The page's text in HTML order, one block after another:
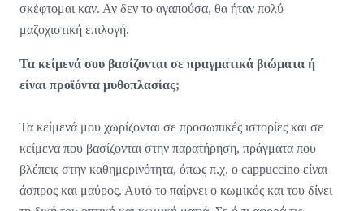
σκέφτομαι καν. Αν δεν το αγαπούσα, θα ήταν πολύ
μαζοχιστική επιλογή.
Τα κείμενά σου βασίζονται σε πραγματικά βιώματα ή
είναι προϊόντα μυθοπλασίας;
Τα κείμενά μου χωρίζονται σε προσωπικές ιστορίες και σε
κείμενα που βασίζονται στην παρατήρηση, πράγματα που
βλέπεις στην καθημερινότητα, όπως π.χ. ο cappuccino είναι
άσπρος και μαύρος. Αυτό το παίρνει ο κωμικός και του δίνει